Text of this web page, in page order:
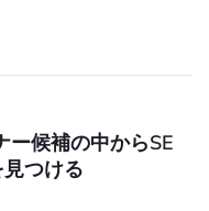
ー候補の中からSE
つける